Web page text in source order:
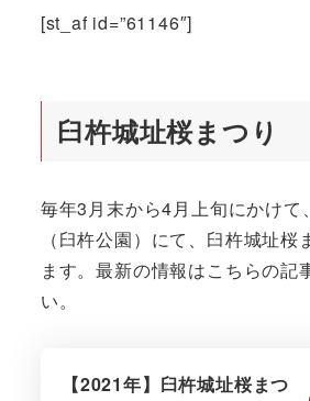
[st_af id=”61146″]
臼杵城址桜まつり
毎年3月末から4月上旬にかけて
（臼杵公園）にて、臼杵城址
ます。最新の情報はこちらの記
い。
【2021年】臼杵城址桜まつ